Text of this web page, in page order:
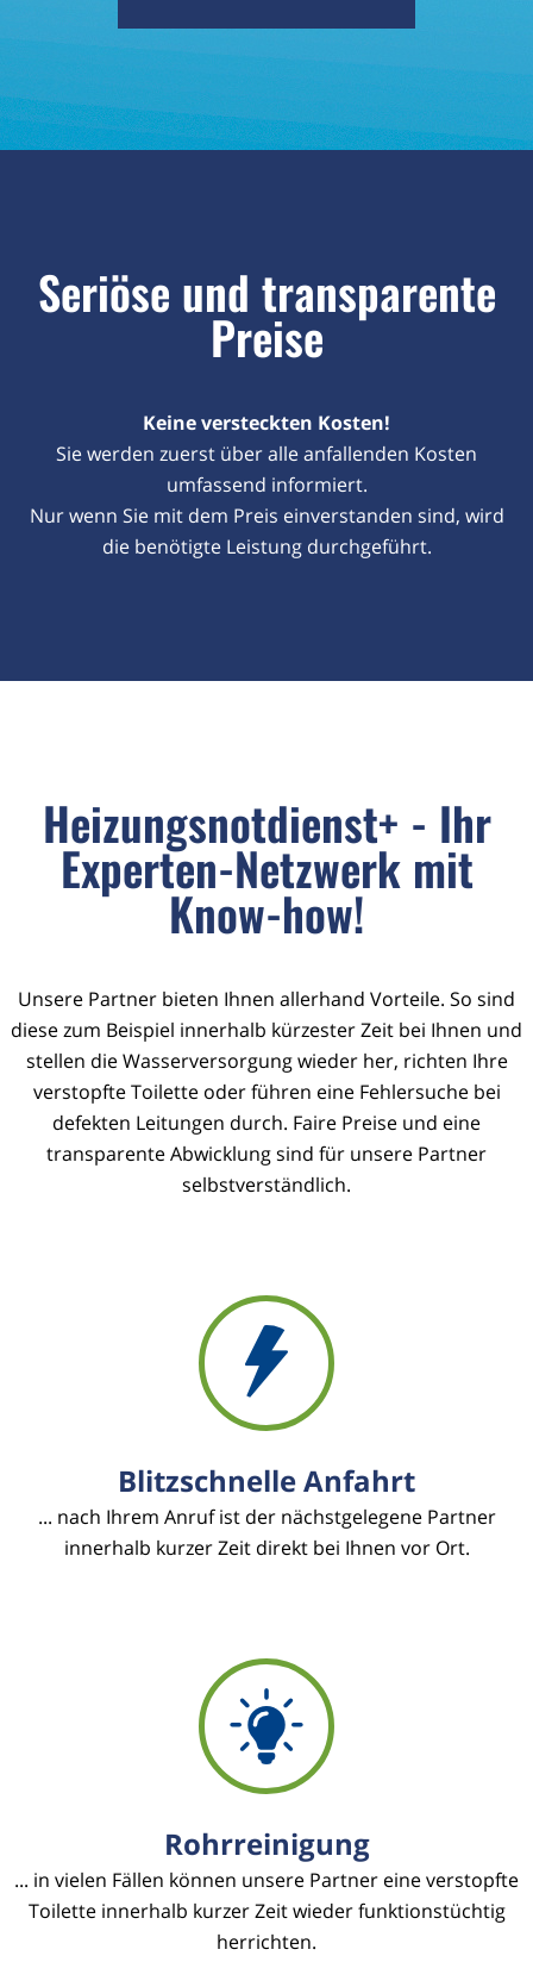
Seriöse und transparente
Preise
Keine versteckten Kosten!
Sie werden zuerst über alle anfallenden Kosten
umfassend informiert.
Nur wenn Sie mit dem Preis einverstanden sind, wird
die benötigte Leistung durchgeführt.
Heizungsnotdienst+ - Ihr
Experten-Netzwerk mit
Know-how!
Unsere Partner bieten Ihnen allerhand Vorteile. So sind
diese zum Beispiel innerhalb kürzester Zeit bei Ihnen und
stellen die Wasserversorgung wieder her, richten Ihre
verstopfte Toilette oder führen eine Fehlersuche bei
defekten Leitungen durch. Faire Preise und eine
transparente Abwicklung sind für unsere Partner
selbstverständlich.
Blitzschnelle Anfahrt
... nach Ihrem Anruf ist der nächstgelegene Partner
innerhalb kurzer Zeit direkt bei Ihnen vor Ort.
Rohrreinigung
... in vielen Fällen können unsere Partner eine verstopfte
Toilette innerhalb kurzer Zeit wieder funktionstüchtig
herrichten.